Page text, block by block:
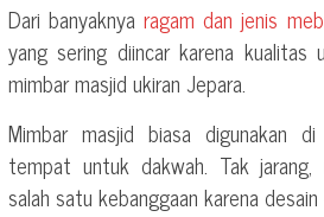
Dari banyaknyaragam dan jenis
yang sering diincar karena kualitas
mimbar masjid ukiran Jepara.
Mimbar masjid biasa digunakan
tempat untuk dakwah. Tak jarang,
salah satu kebanggaan karena desain